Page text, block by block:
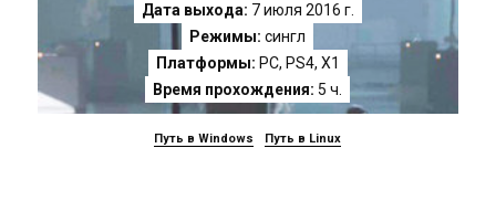
Дата выхода: 7 июля 2016 г.
Режимы: сингл
Платформы: PC, PS4, X1
Время прохождения: 5 ч.
Путь в Windows Путь в Linux